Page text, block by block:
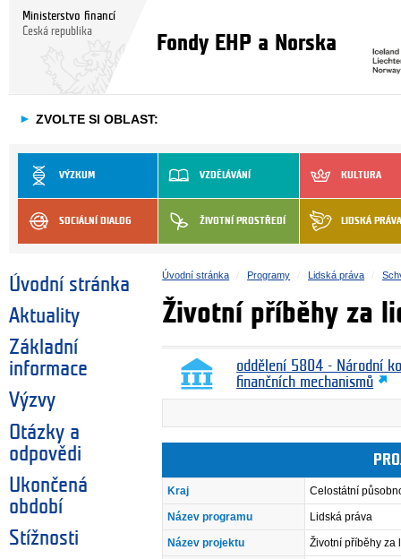
Ministerstvo financí
Česká republika
Fondy EHP a Norska
► ZVOLTE SI OBLAST:
VÝZKUM VZDĚLÁVÁNÍ KULTURA
SOCIÁLNÍ DIALOG ŽIVOTNÍ PROSTŘEDÍ LIDSKÁ PRÁVA
Úvodní stránka
Aktuality
Základní
informace
Výzvy
Otázky a
odpovědi
Ukončená
období
Stížnosti
Úvodní stránka Programy Lidská práva
Životní příběhy za
oddělení 5804 - Národní
finančních mechanismů
Kraj Celostátní
Název programu Lidská práva
Název projektu Životní příběhy za